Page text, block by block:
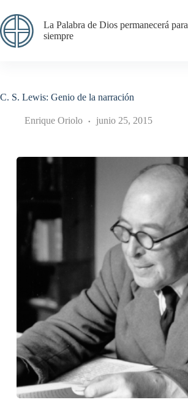
al
contenido
La Palabra de Dios permanecerá para
siempre
C. S. Lewis: Genio de la narración
Enrique Oriolo junio 25, 2015